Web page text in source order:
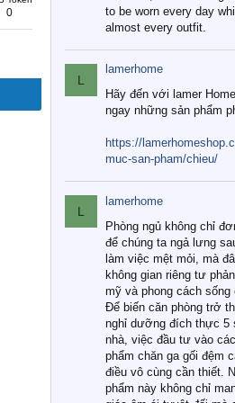
0
to be worn every day
almost every outfit.
L
lamerhome
Hãy đến với lamer
ngay những sản phẩm
https://
muc-san-pham/chieu/
L
lamerhome
Phòng ngủ không chỉ
để chúng ta ngả lưng
làm việc mệt mỏi, mà
không gian riêng tư
mỹ và phong cách sống
Để biến căn phòng trở
nghỉ dưỡng đích thực 5
nhà, việc đầu tư vào
phẩm chăn ga gối đệm
điều vô cùng cần thiết.
phẩm này không chỉ